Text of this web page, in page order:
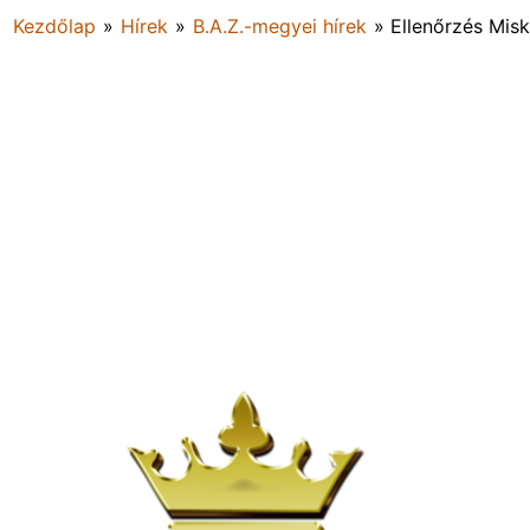
Kezdőlap » Hírek » B.A.Z.-megyei hírek » Ellenőrzés